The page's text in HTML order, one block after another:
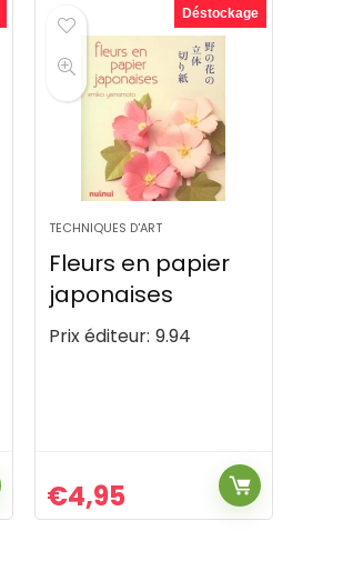
Déstockage
TECHNIQUES D'ART
Fleurs en papier
japonaises
Prix éditeur: 9.94
€4,95